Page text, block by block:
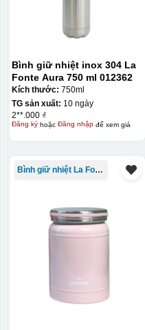
Bình giữ nhiệt inox 304 La
Fonte Aura 750 ml 012362
Kích thước: 750ml
TG sản xuất: 10 ngày
2**.000 ₫
Đăng kýhoặc Đăng nhậpđể xem giá
Bình giữ nhiệt La Fonte